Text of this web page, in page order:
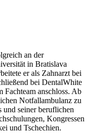
an der
in Bratislava
er als Zahnarzt bei
bei DentalWhite
Fachteam anschloss. Ab
Notfallambulanz zu
und seiner beruflichen
Kongressen
und Tschechien.